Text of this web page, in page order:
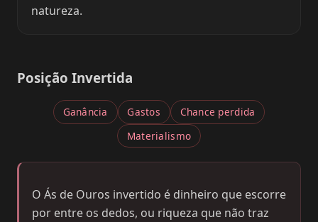
natureza.
Posição Invertida
Ganância Gastos
Chance perdida
Materialismo
O Ás de Ouros invertido é dinheiro que escorre
por entre os dedos, ou riqueza que não traz